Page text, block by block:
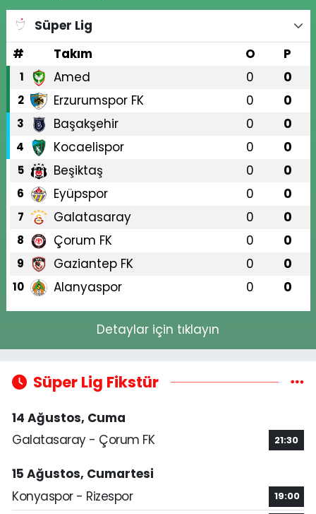
Süper Lig
#
Takım O P
1 Amed 0 0
2 Erzurumspor FK 0 0
3 Başakşehir 0 0
4 Kocaelispor 0 0
5 Beşiktaş 0 0
6 Eyüpspor 0 0
7 Galatasaray 0 0
8 Çorum FK 0 0
9 Gaziantep FK 0 0
10 Alanyaspor 0 0
Detaylar için tıklayın
Süper Lig Fikstür
14 Ağustos, Cuma
Galatasaray - Çorum FK
21:30
15 Ağustos, Cumartesi
Konyaspor - Rizespor
19:00